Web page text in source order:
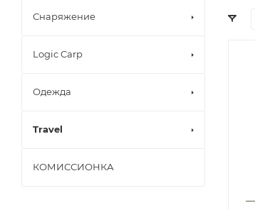
Снаряжение
Logic Carp
Одежда
Travel
КОМИССИОНКА